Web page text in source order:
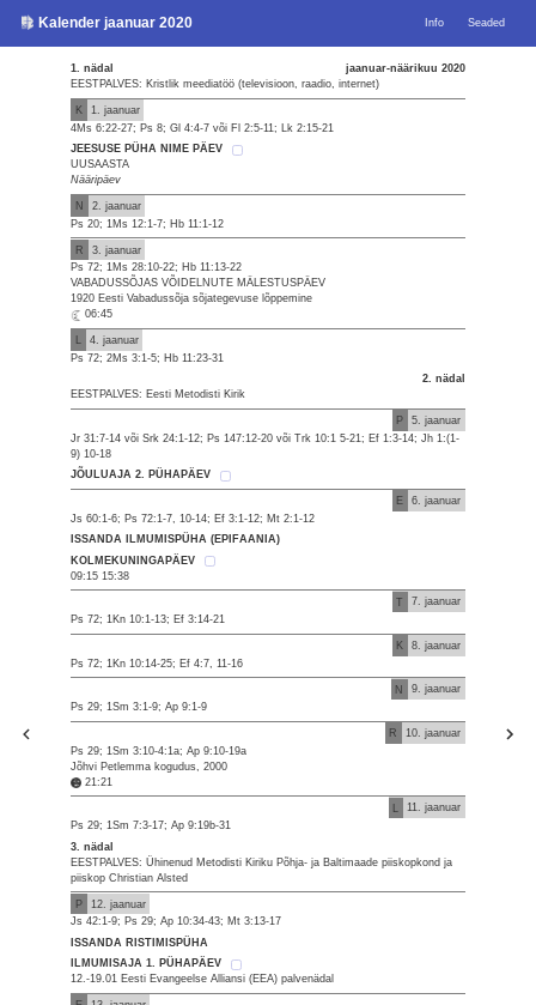
Kalender jaanuar 2020 Info Seaded
1. nädal
jaanuar-näärikuu 2020
EESTPALVES: Kristlik meediatöö (televisioon, raadio, internet)
K
1. jaanuar
4Ms 6:22-27; Ps 8; Gl 4:4-7 või Fl 2:5-11; Lk 2:15-21
JEESUSE PÜHA NIME PÄEV
UUSAASTA
Nääripäev
N
2. jaanuar
Ps 20; 1Ms 12:1-7; Hb 11:1-12
R
3. jaanuar
Ps 72; 1Ms 28:10-22; Hb 11:13-22
VABADUSSÕJAS VÕIDELNUTE MÄLESTUSPÄEV
1920 Eesti Vabadussõja sõjategevuse lõppemine
06:45
4. jaanuar
Ps 72; 2Ms 3:1-5; Hb 11:23-31
2. nädal
EESTPALVES: Eesti Metodisti Kirik
P
5. jaanuar
Jr 31:7-14 või Srk 24:1-12; Ps 147:12-20 või Trk 10:1 5-21; Ef 1:3-14; Jh 1:(1-
9) 10-18
JÕULUAJA 2. PÜHAPÄEV
E
6. jaanuar
Js 60:1-6; Ps 72:1-7, 10-14; Ef 3:1-12; Mt 2:1-12
ISSANDA ILMUMISPÜHA (EPIFAANIA)
KOLMEKUNINGAPÄEV
09:15 15:38
T
7. jaanuar
Ps 72; 1Kn 10:1-13; Ef 3:14-21
K
8. jaanuar
Ps 72; 1Kn 10:14-25; Ef 4:7, 11-16
N
9. jaanuar
Ps 29; 1Sm 3:1-9; Ap 9:1-9
R
10. jaanuar
Ps 29; 1Sm 3:10-4:1a; Ap 9:10-19a
Jõhvi Petlemma kogudus, 2000
21:21
L
11. jaanuar
Ps 29; 1Sm 7:3-17; Ap 9:19b-31
3. nädal
EESTPALVES: Ühinenud Metodisti Kiriku Põhja- ja Baltimaade piiskopkond ja
piiskop Christian Alsted
P
12. jaanuar
Js 42:1-9; Ps 29; Ap 10:34-43; Mt 3:13-17
ISSANDA RISTIMISPÜHA
ILMUMISAJA 1. PÜHAPÄEV
12.-19.01 Eesti Evangeelse Alliansi (EEA) palvenädal